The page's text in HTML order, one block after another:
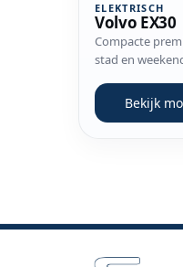
ELEKTRISCH
Volvo EX30
Compacte
stad en
Bekijk